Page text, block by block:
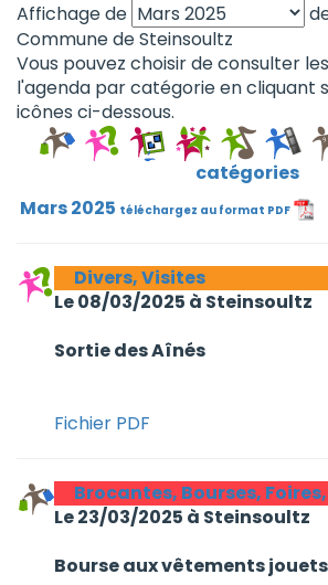
Affichage de
Commune de Steinsoultz
Vous pouvez choisir de consulter
l'agenda par catégorie en cliquant
icônes ci-dessous.
catégories
Mars 2025 téléchargez au format PDF
Divers, Visites
Le 08/03/2025 à Steinsoultz
Sortie des Aînés
Fichier PDF
Brocantes, Bourses,
Le 23/03/2025 à Steinsoultz
Bourse aux vêtements